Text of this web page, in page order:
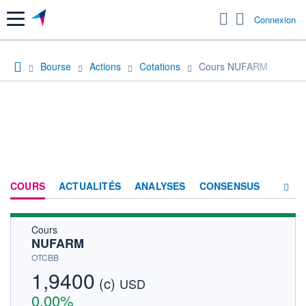
Menu Connexion
Bourse Actions Cotations Cours NUFARM
COURS ACTUALITÉS ANALYSES CONSENSUS
Cours
NUFARM
OTCBB
1,9400 (c) USD
0,00%